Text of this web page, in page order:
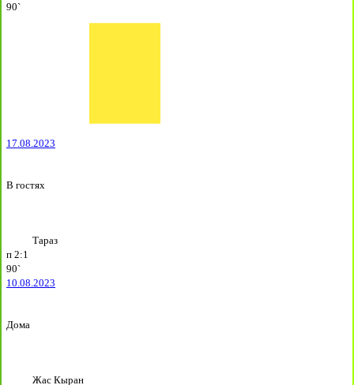
90`
17.08.2023
В гостях
Тараз
п 2:1
90`
10.08.2023
Дома
Жас Кыран